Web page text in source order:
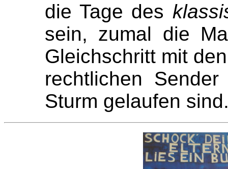
die Tage des
sein, zumal die
Gleichschritt mit
rechtlichen
Sturm gelaufen